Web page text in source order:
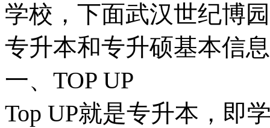
学校，下面武汉世纪博
专升本和专升硕基本信
一、TOP UP
Top UP就是专升本，即